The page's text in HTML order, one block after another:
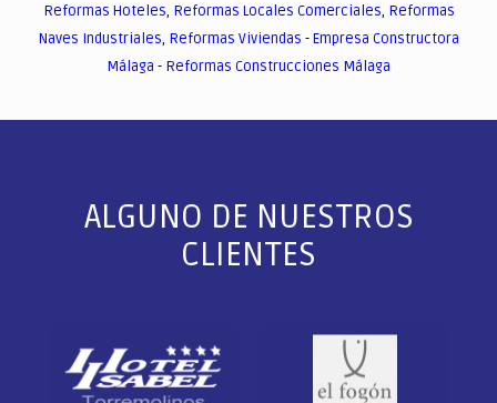
Reformas Hoteles, Reformas Locales Comerciales, Reformas
Naves Industriales, Reformas Viviendas -Empresa Constructora
Málaga - Reformas Construcciones Málaga
ALGUNO DE NUESTROS
CLIENTES